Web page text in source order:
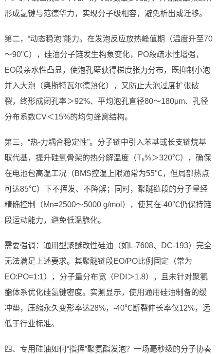
形成氢键与范德华力，实现分子级相容，避免析出或迁移。
第二，“动态稳泡”能力。在发泡反应放热峰值期（温度升至70
～90℃），硅油分子链发生构象变化，PO段疏水性增强，
EO段亲水性凸显，使泡孔壁获得梯度张力分布，既抑制小泡
并入大泡（奥斯特瓦尔德熟化），又防止大泡过度扩张破
裂，终形成闭孔率＞92%、平均泡孔直径80～180μm、孔径
分布系数CV＜15%的均匀蜂窝结构。
第三，“热-力耦合稳定性”。分子链中引入苯基或长支链烷基
取代基，提升硅氧骨架的热分解温度（T₅%＞320℃），确保
在电池包高温工况（BMS控温上限通常为55℃，但局部热点
可达85℃）下不挥发、不降解；同时，聚醚链段的分子量经
精确控制（Mn=2500～5000 g/mol），使其在-40℃仍保持链
段运动能力，避免低温脆化。
需要强调：通用型聚醚改性硅油（如L-7608、DC-193）完全
无法满足上述要求。其聚醚链段EO/PO比例固定（常为
EO:PO=1:1），分子量分布宽（PDI＞1.8），且未针对聚氨
酯体系优化硅氢键密度。实测显示，使用通用硅油制备的缓
冲垫，压缩永久变形率达28%，-40℃断裂伸长率仅12%，远
低于行业标准。
四、专用硅油如何“指挥”聚氨酯发泡？一场毫秒级的分子协奏